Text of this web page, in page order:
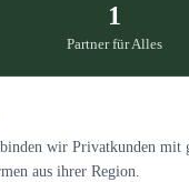
1
Partner für Alles
wir Privatkunden mit
aus ihrer Region.